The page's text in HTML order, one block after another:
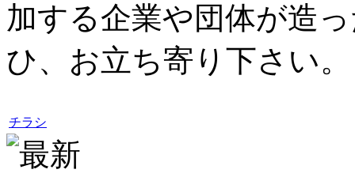
加する企業や団体が造
ひ、お立ち寄り下さい。
チラシ